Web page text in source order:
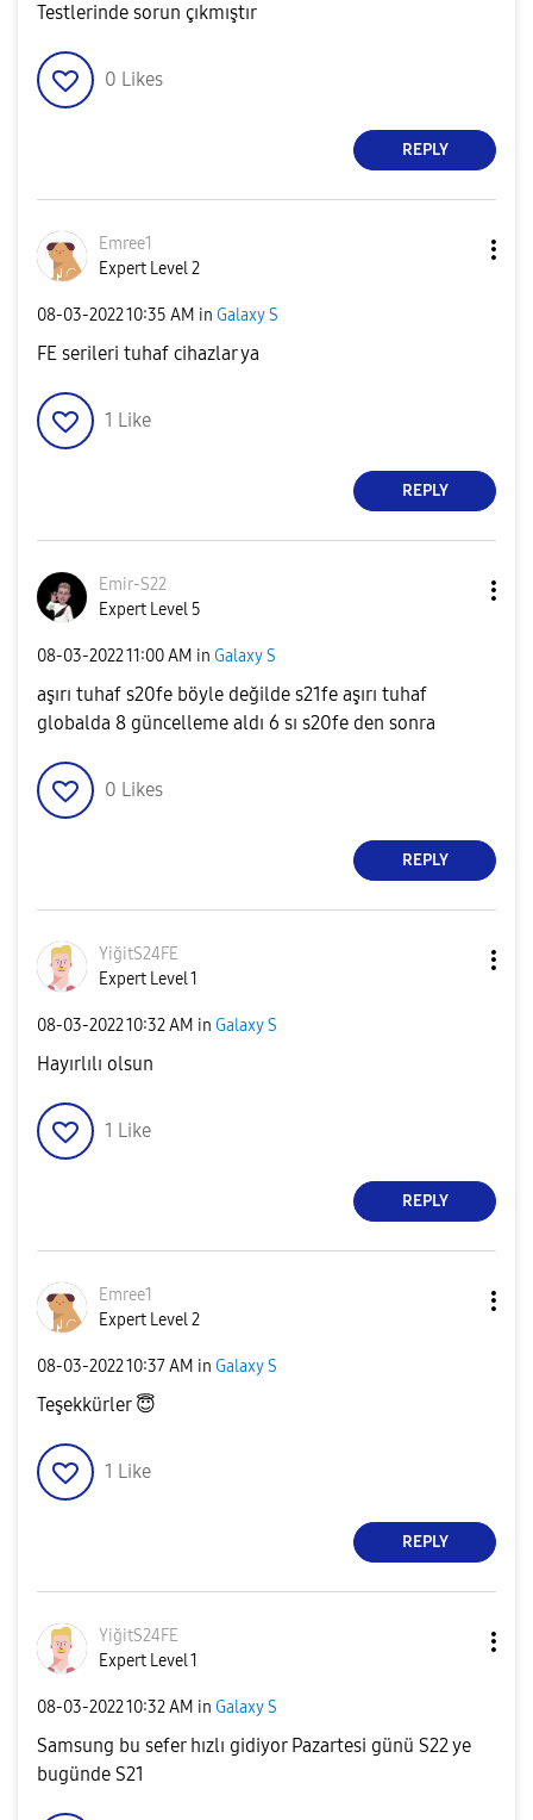
Testlerinde sorun çıkmıştır
0 Likes
REPLY
Emree1
Expert Level 2
‎08-03-202210:35 AM in Galaxy S
FE serileri tuhaf cihazlar ya
1 Like
REPLY
Emir-S22
Expert Level 5
‎08-03-202211:00 AM in Galaxy S
aşırı tuhaf s20fe böyle değilde s21fe aşırı tuhaf
globalda 8 güncelleme aldı 6 sı s20fe den sonra
0 Likes
REPLY
YiğitS24FE
Expert Level 1
‎08-03-202210:32 AM in Galaxy S
Hayırlılı olsun
1 Like
REPLY
Emree1
Expert Level 2
‎08-03-202210:37 AM in Galaxy S
Teşekkürler 😇
1 Like
REPLY
YiğitS24FE
Expert Level 1
‎08-03-202210:32 AM in Galaxy S
Samsung bu sefer hızlı gidiyor Pazartesi günü S22 ye
bugünde S21